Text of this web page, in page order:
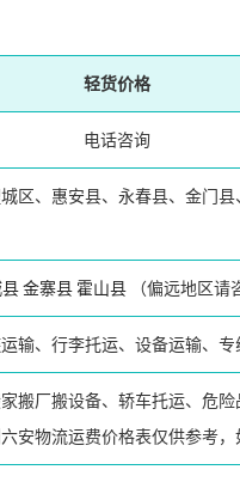
轻货价格
电话咨询
区、惠安县、永春县、金门
金寨县 霍山县 （偏远地区请
输、行李托运、设备运输、
搬厂搬设备、轿车托运、危
安物流运费价格表仅供参考